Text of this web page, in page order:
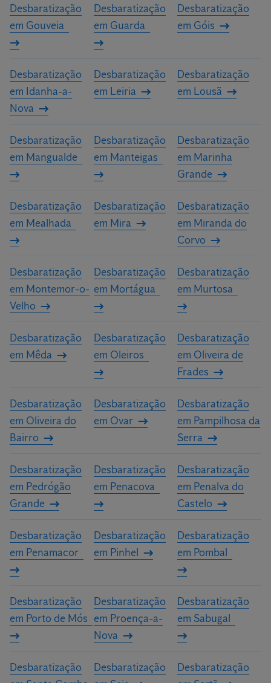
Desbaratização
em Gouveia
Desbaratização
em Guarda
Desbaratização
em Góis
Desbaratização
em Idanha-a-
Nova
Desbaratização
em Leiria
Desbaratização
em Lousã
Desbaratização
em Mangualde
Desbaratização
em Manteigas
Desbaratização
em Marinha
Grande
Desbaratização
em Mealhada
Desbaratização
em Mira
Desbaratização
em Miranda do
Corvo
Desbaratização
em Montemor-o-
Velho
Desbaratização
em Mortágua
Desbaratização
em Murtosa
Desbaratização
em Mêda
Desbaratização
em Oleiros
Desbaratização
em Oliveira de
Frades
Desbaratização
em Oliveira do
Bairro
Desbaratização
em Ovar
Desbaratização
em Pampilhosa da
Serra
Desbaratização
em Pedrógão
Grande
Desbaratização
em Penacova
Desbaratização
em Penalva do
Castelo
Desbaratização
em Penamacor
Desbaratização
em Pinhel
Desbaratização
em Pombal
Desbaratização
em Porto de Mós
Desbaratização
em Proença-a-
Nova
Desbaratização
em Sabugal
Desbaratização
Desbaratização
Desbaratização